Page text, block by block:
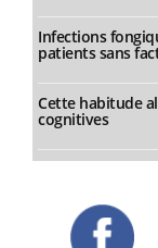
Infections
patients sans
Cette habitude
cognitives